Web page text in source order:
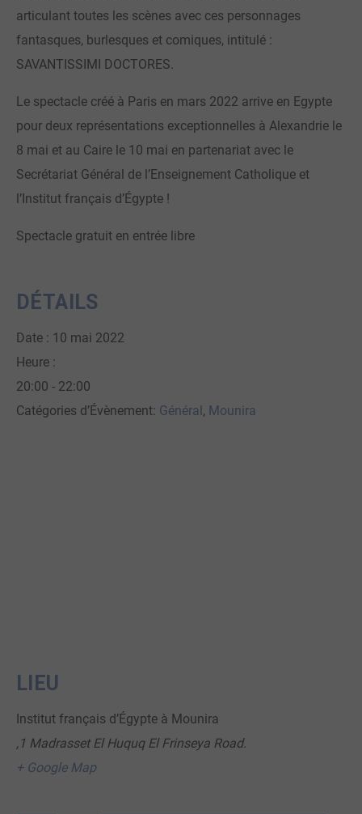
articulant toutes les scènes avec ces personnages
fantasques, burlesques et comiques, intitulé :
SAVANTISSIMI DOCTORES.
Le spectacle créé à Paris en mars 2022 arrive en Egypte
pour deux représentations exceptionnelles à Alexandrie le
8 mai et au Caire le 10 mai en partenariat avec le
Secrétariat Général de l’Enseignement Catholique et
l’Institut français d’Égypte !
Spectacle gratuit en entrée libre
DÉTAILS
Date : 10 mai 2022
Heure :
20:00 - 22:00
Catégories d’Évènement: Général, Mounira
LIEU
Institut français d’Égypte à Mounira
,1 Madrasset El Huquq El Frinseya Road.
+ Google Map